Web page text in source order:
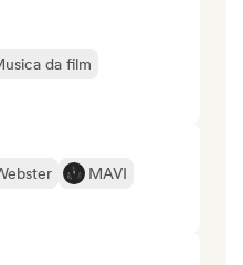
da film
MAVI